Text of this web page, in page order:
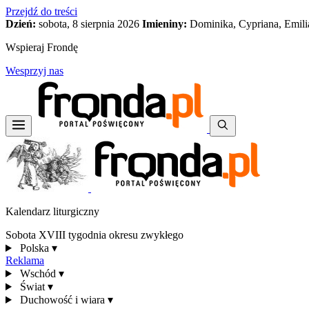
Przejdź do treści
Dzień: sobota, 8 sierpnia 2026 Imieniny: Dominika, Cypriana,
Wspieraj Frondę
Wesprzyj nas
Kalendarz liturgiczny
Sobota XVIII tygodnia okresu zwykłego
Polska ▾
Reklama
Wschód ▾
Świat ▾
Duchowość i wiara ▾